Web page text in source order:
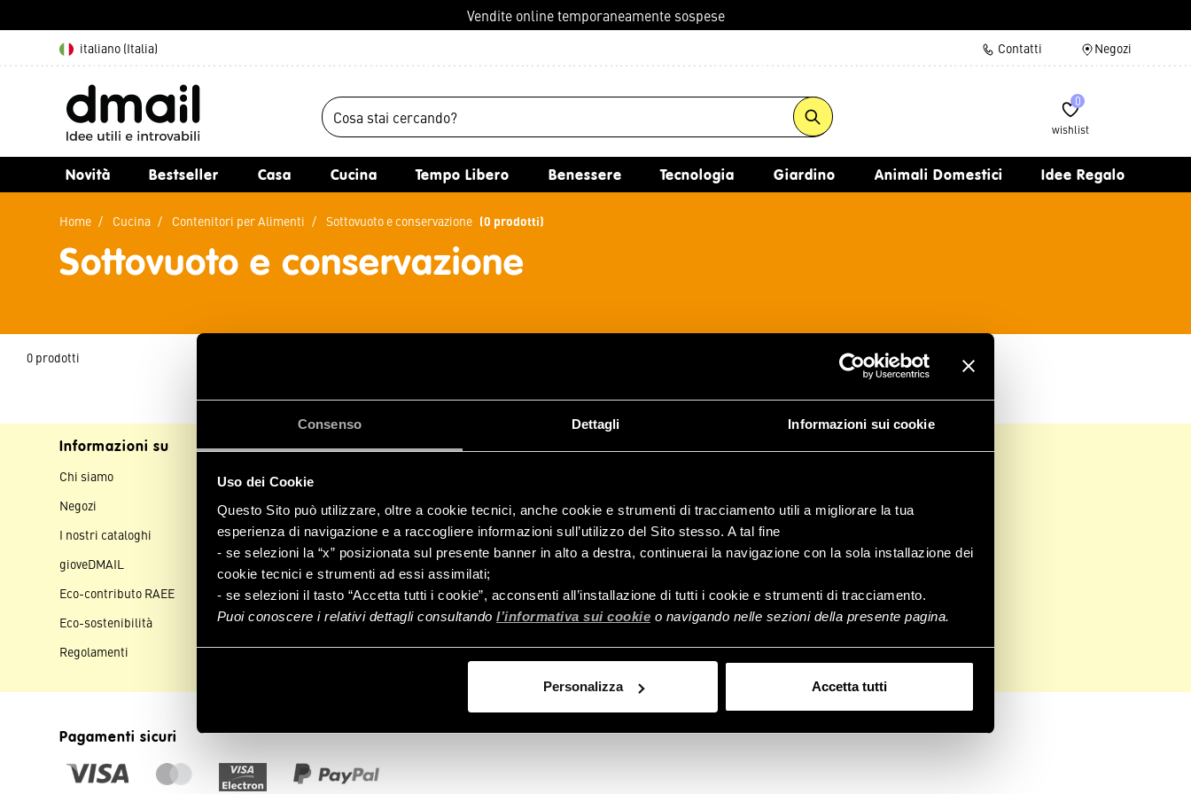
Consenso Dettagli Informazioni sui cookie
Uso dei Cookie
Questo Sito può utilizzare, oltre a cookie tecnici, anche cookie e strumenti di tracciamento utili a migliorare la tua
esperienza di navigazione e a raccogliere informazioni sull’utilizzo del Sito stesso. A tal fine
- se selezioni la “x” posizionata sul presente banner in alto a destra, continuerai la navigazione con la sola installazione dei
cookie tecnici e strumenti ad essi assimilati;
- se selezioni il tasto “Accetta tutti i cookie”, acconsenti all’installazione di tutti i cookie e strumenti di tracciamento.
Puoi conoscere i relativi dettagli consultando l’informativa sui cookie o navigando nelle sezioni della presente pagina.
Personalizza Accetta tutti
Vendite online temporaneamente sospese
italiano (Italia) Contatti Negozi
wishlist
0
Novità Bestseller Casa Cucina Tempo Libero Benessere Tecnologia Giardino Animali Domestici Idee Regalo
Home Cucina Contenitori per Alimenti Sottovuoto e conservazione (0 prodotti)
Sottovuoto e conservazione
0 prodotti
Informazioni su
Chi siamo
Negozi
I nostri cataloghi
gioveDMAIL
Eco-contributo RAEE
Eco-sostenibilità
Regolamenti
Assistenza clienti
Contattaci
Spedizioni
Pagamenti
Aiuto e FAQ
ordine
Pagamenti sicuri